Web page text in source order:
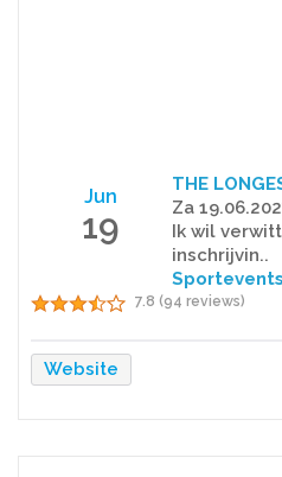
Jun
19
THE
Za
Ik wil
inschrijvin..
Sportevents
7.8 (94 reviews)
Website